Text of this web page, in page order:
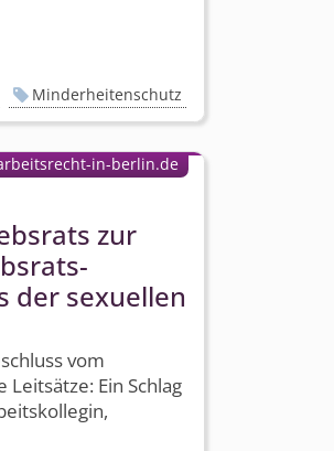
Minderheitenschutz
zur
der sexuellen
vom
Ein Schlag
in-berlin.de